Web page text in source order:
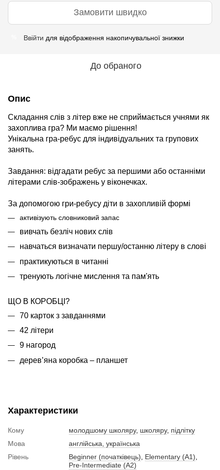
Замовити швидко
Ввійти для відображення накопичувальної знижки
До обраного
Опис
Складання слів з літер вже не сприймається учнями як
захоплива гра? Ми маємо рішення!
Унікальна гра-ребус для індивідуальних та групових
занять.
Завдання: відгадати ребус за першими або останніми
літерами слів-зображень у віконечках.
За допомогою гри-ребусу діти в захопливій формі
активізують словниковий запас
вивчать безліч нових слів
навчаться визначати першу/останню літеру в слові
практикуються в читанні
тренують логічне мислення та пам'ять
ЩО В КОРОБЦІ?
70 карток з завданнями
42 літери
9 нагород
дерев’яна коробка – планшет
Характеристики
Кому молодшому школяру, школяру, підлітку
Мова
англійська, українська
Рівень
Beginner (початківець) Elementary (A1)
Pre-Intermediate (A2)